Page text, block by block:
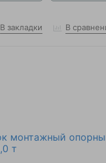
В закладки В